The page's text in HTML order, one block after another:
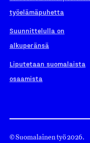
työelämäpuhetta
Suunnittelulla on
alkuperänsä
Liputetaan suomalaista
osaamista
© Suomalainen työ 2026.